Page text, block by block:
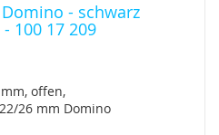
- schwarz
100 17 209
offen,
26 mm Domino